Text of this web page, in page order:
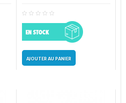
AJOUTER AU PANIER